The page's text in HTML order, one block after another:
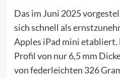
Das im Juni 2025
sich schnell als
Apples iPad mini etabliert.
Profil von nur 6,5 mm
von federleichten 326